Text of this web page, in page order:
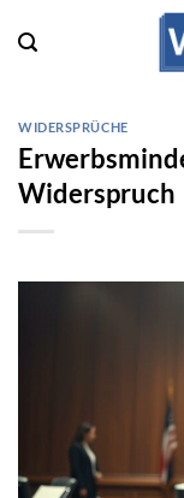
Inhalt
WIDERSPRÜCHE
Widerspruch